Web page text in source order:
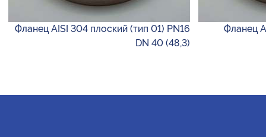
Фланец AISI 304 плоский (тип 01) PN16
DN 40 (48,3)
Фланец